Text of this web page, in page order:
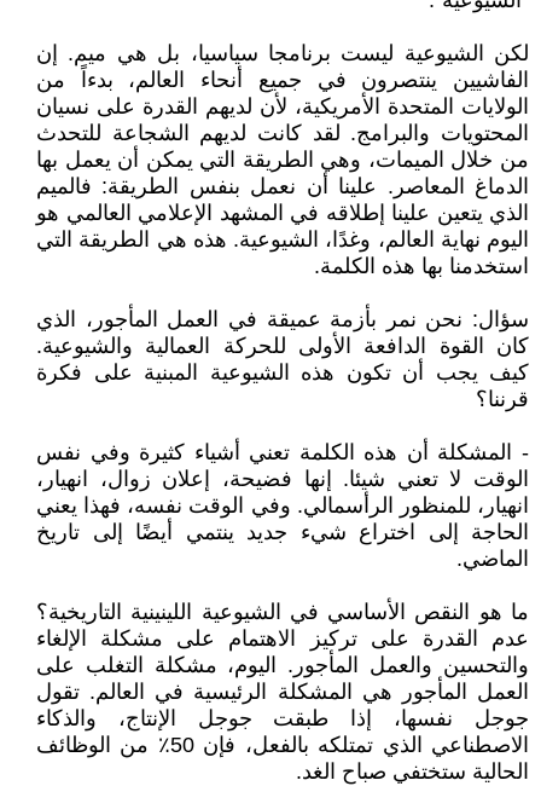
لكن الشيوعية ليست برنامجا سياسيا، بل هي ميم. إن
الفاشيين ينتصرون في جميع أنحاء العالم، بدءاً من
الولايات المتحدة الأمريكية، لأن لديهم القدرة على نسيان
المحتويات والبرامج. لقد كانت لديهم الشجاعة للتحدث
من خلال الميمات، وهي الطريقة التي يمكن أن يعمل بها
الدماغ المعاصر. علينا أن نعمل بنفس الطريقة: فالميم
الذي يتعين علينا إطلاقه في المشهد الإعلامي العالمي هو
اليوم نهاية العالم، وغدًا، الشيوعية. هذه هي الطريقة التي
استخدمنا بها هذه الكلمة.
سؤال: نحن نمر بأزمة عميقة في العمل المأجور، الذي
كان القوة الدافعة الأولى للحركة العمالية والشيوعية.
كيف يجب أن تكون هذه الشيوعية المبنية على فكرة
قرننا؟
- المشكلة أن هذه الكلمة تعني أشياء كثيرة وفي نفس
الوقت لا تعني شيئا. إنها فضيحة، إعلان زوال، انهيار،
انهيار، للمنظور الرأسمالي. وفي الوقت نفسه، فهذا يعني
الحاجة إلى اختراع شيء جديد ينتمي أيضًا إلى تاريخ
الماضي.
ما هو النقص الأساسي في الشيوعية اللينينية التاريخية؟
عدم القدرة على تركيز الاهتمام على مشكلة الإلغاء
والتحسين والعمل المأجور. اليوم، مشكلة التغلب على
العمل المأجور هي المشكلة الرئيسية في العالم. تقول
جوجل نفسها، إذا طبقت جوجل الإنتاج، والذكاء
الاصطناعي الذي تمتلكه بالفعل، فإن 50٪ من الوظائف
الحالية ستختفي صباح الغد.